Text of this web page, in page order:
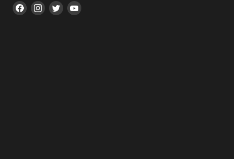
Encuéntrenos
Encuéntrenos
Encuéntrenos
Encuéntrenos